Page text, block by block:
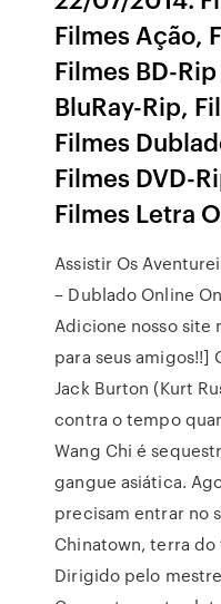
Filmes Ação,
Filmes BD-
BluRay-Rip,
Filmes
Filmes DVD-
Filmes Letra
Assistir Os
– Dublado Online
Adicione nosso site
para seus amigos!!]
Jack Burton (Kurt
contra o tempo
Wang Chi é
gangue asiática.
precisam entrar no
Chinatown, terra
Dirigido pelo